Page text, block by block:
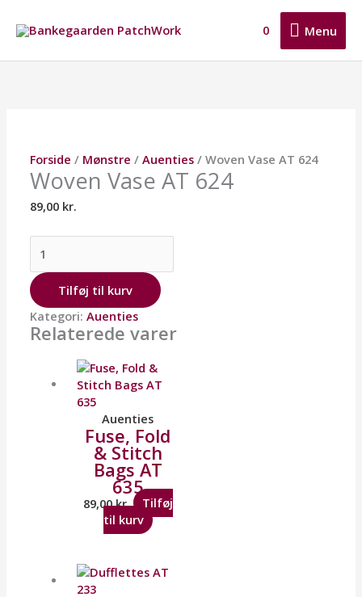
indholdet
Menu
Menu
0
Forside / Mønstre /Auenties / Woven Vase AT 624
Woven Vase AT 624
89,00 kr.
Tilføj til kurv
Kategori:Auenties
Relaterede varer
Auenties
Fuse, Fold
& Stitch
Bags AT
635
89,00kr.
Tilføj
til kurv